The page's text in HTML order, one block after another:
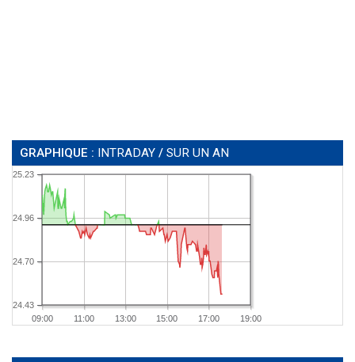
GRAPHIQUE : INTRADAY / SUR UN AN
09:00 11:00 13:00 15:00 17:00 19:00
24.43
24.70
24.96
25.23